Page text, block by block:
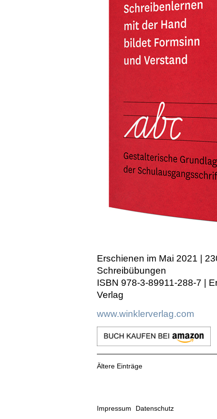
Erschienen im Mai 2021 |
Schreibübungen
ISBN 978-3-89911-288-7 |
Verlag
www.winklerverlag.com
Ältere Einträge
Impressum Datenschutz